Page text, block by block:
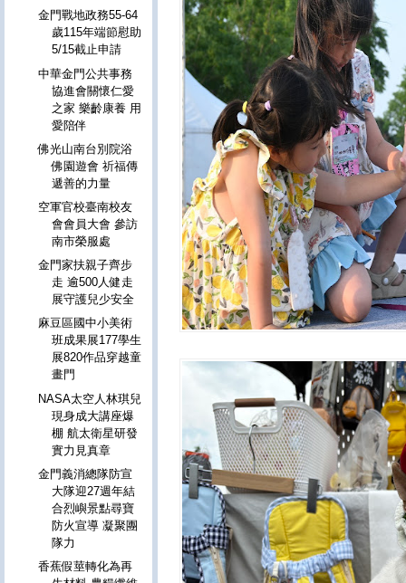
金門戰地政務55-64
歲115年端節慰助
5/15截止申請
中華金門公共事務
協進會關懷仁愛
之家 樂齡康養 用
愛陪伴
佛光山南台別院浴
佛園遊會 祈福傳
遞善的力量
空軍官校臺南校友
會會員大會 參訪
南市榮服處
金門家扶親子齊步
走 逾500人健走
展守護兒少安全
麻豆區國中小美術
班成果展177學生
展820作品穿越童
畫門
NASA太空人林琪兒
現身成大講座爆
棚 航太衛星研發
實力見真章
金門義消總隊防宣
大隊迎27週年結
合烈嶼景點尋寶
防火宣導 凝聚團
隊力
香蕉假莖轉化為再